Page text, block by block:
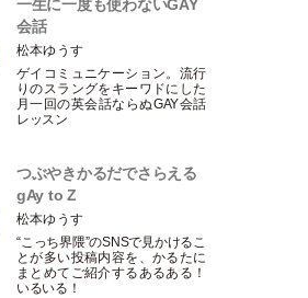
一生に一度も使わないGAY
会話
松本ゆうす
ゲイコミュニケーション。流行
りのスラングをキーワドにした
月一回の英会話ならぬGAY会話
レッスン
つぶやきかるだでさらえる
gAy to Z
松本ゆうす
“こっち界隈”のSNSで見かけるこ
とが多い投稿内容を、かるたに
まとめてご紹介するあるある！
いるいる！